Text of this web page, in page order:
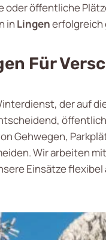
oder öffentliche
in Lingenerfolgreich
Für
der auf
Gehwegen,
Wir arbeiten
Einsätze